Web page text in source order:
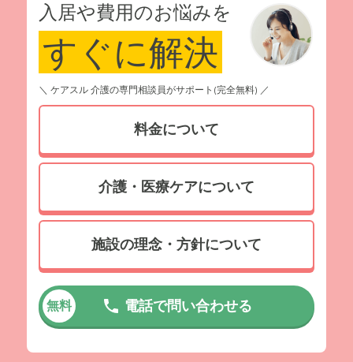
入居や費用のお悩みを
すぐに解決
＼ ケアスル 介護の専門相談員がサポート(完全無料) ／
料金について
介護・医療ケアについて
施設の理念・方針について
無料 電話で問い合わせる